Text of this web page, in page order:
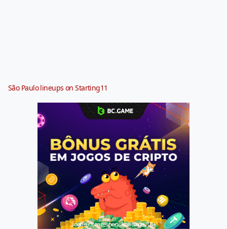
São Paulo lineups on Starting11
Jogue com responsabilidade. 18+